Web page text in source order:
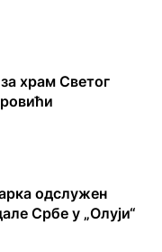
храм Светог
одслужен
Србе у „Олуји“